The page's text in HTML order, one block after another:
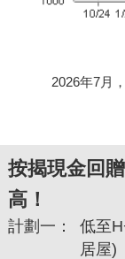
2026年7月
按揭現金回
高！
計劃一：
低至
居屋)